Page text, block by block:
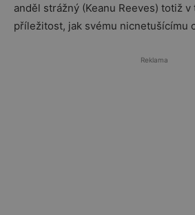
anděl strážný (Keanu Reeves) totiž
příležitost, jak svému nicnetušícímu
Reklama